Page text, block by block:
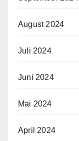
August 2024
Juli 2024
Juni 2024
Mai 2024
April 2024